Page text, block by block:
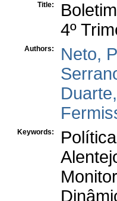
Title:
4º
Authors:
Neto,
Keywords: